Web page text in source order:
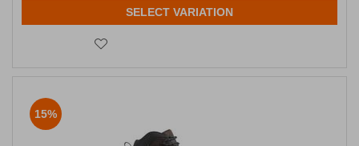
SELECT VARIATION
15%